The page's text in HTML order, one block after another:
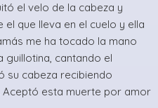
el velo de la cabeza y
que lleva en el cuelo y ella
me ha tocado la mano
guillotina, cantando el
su cabeza recibiendo
Aceptó esta muerte por amor